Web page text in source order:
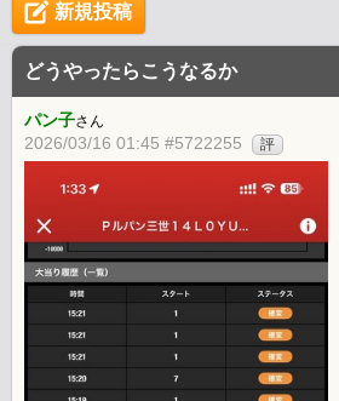
新規投稿
どうやったらこうなるか
パン子さん
2026/03/16 01:45 #5722255 評